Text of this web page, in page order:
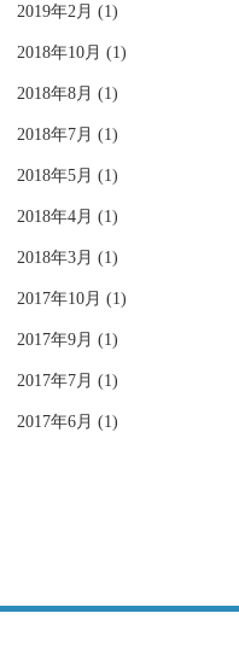
2019年2月 (1)
2018年10月 (1)
2018年8月 (1)
2018年7月 (1)
2018年5月 (1)
2018年4月 (1)
2018年3月 (1)
2017年10月 (1)
2017年9月 (1)
2017年7月 (1)
2017年6月 (1)